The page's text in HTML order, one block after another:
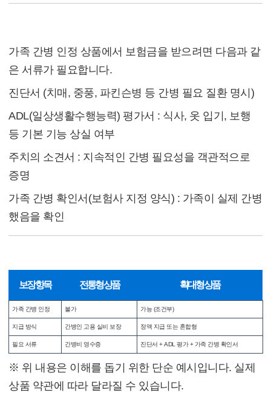
가족 간병 인정 상품에서 보험금을 받으려면 다음과 같
은 서류가 필요합니다.
진단서 (치매, 중풍, 파킨슨병 등 간병 필요 질환 명시)
ADL(일상생활수행능력) 평가서 : 식사, 옷 입기, 보행
등 기본 기능 상실 여부
주치의 소견서 : 지속적인 간병 필요성을 객관적으로
증명
가족 간병 확인서(보험사 지정 양식) : 가족이 실제 간병
했음을 확인
보장 항목 전통형 상품 확대형 상품
가족 간병 인정 불가 가능 (조건부)
지급 방식 간병인 고용 실비 보장 정액 지급 또는 혼합형
필요 서류 간병비 영수증 진단서 + ADL 평가 + 가족 간병 확인서
※ 위 내용은 이해를 돕기 위한 단순 예시입니다. 실제
상품 약관에 따라 달라질 수 있습니다.